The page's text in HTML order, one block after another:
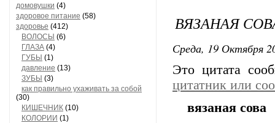
домовушки (4)
здоровое питание (58)
здоровье (412)
ВОЛОСЫ (6)
ГЛАЗА (4)
ГУБЫ (1)
давление (13)
ЗУБЫ (3)
как правильно ухаживать за собой
(30)
КИШЕЧНИК (10)
КОЛОРИИ (1)
ВЯЗАНАЯ
Среда, 19 Октября
Это цитата
цитатник или
вязаная сова